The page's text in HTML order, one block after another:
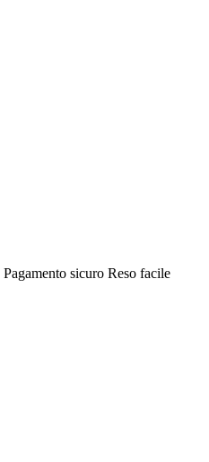
Pagamento sicuro Reso facile